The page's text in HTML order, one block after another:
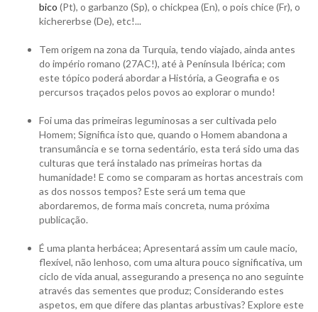
bico (Pt), o garbanzo (Sp), o chickpea (En), o pois chice (Fr), o
kichererbse (De), etc!...
Tem origem na zona da Turquia, tendo viajado, ainda antes
do império romano (27AC!), até à Península Ibérica; com
este tópico poderá abordar a História, a Geografia e os
percursos traçados pelos povos ao explorar o mundo!
Foi uma das primeiras leguminosas a ser cultivada pelo
Homem; Significa isto que, quando o Homem abandona a
transumância e se torna sedentário, esta terá sido uma das
culturas que terá instalado nas primeiras hortas da
humanidade! E como se comparam as hortas ancestrais com
as dos nossos tempos? Este será um tema que
abordaremos, de forma mais concreta, numa próxima
publicação.
É uma planta herbácea; Apresentará assim um caule macio,
flexível, não lenhoso, com uma altura pouco significativa, um
ciclo de vida anual, assegurando a presença no ano seguinte
através das sementes que produz; Considerando estes
aspetos, em que difere das plantas arbustivas? Explore este